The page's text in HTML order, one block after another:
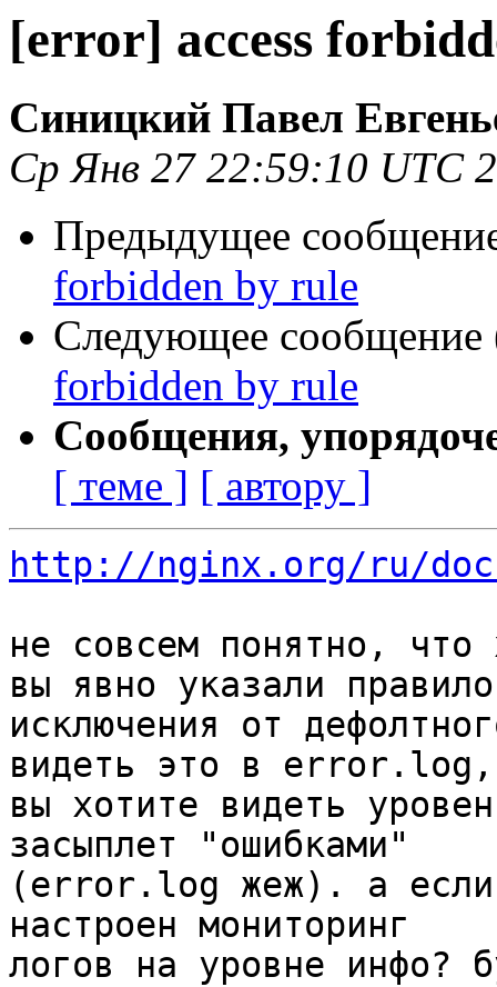
[error] access
Синицкий Павел
Ср Янв 27 22:59:10 UTC
Предыдущее
forbidden by rule
Следующее сообщение
forbidden by rule
Сообщения,
[ теме ] [ автору ]
http://nginx.org/ru/
не совсем понятно,
вы явно указали правило
исключения от
видеть это в
вы хотите видеть
засыплет "ошибками"
(error.log жеж). а если
настроен мониторинг
логов на уровне инфо?